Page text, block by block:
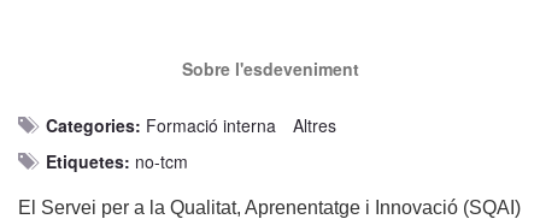
Sobre l'esdeveniment
Categories: Formació interna
Altres
Etiquetes: no-tcm
El Servei per a la Qualitat, Aprenentatge i Innovació (SQAI)